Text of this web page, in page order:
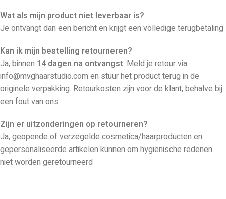
Wat als mijn product niet leverbaar is?
Je ontvangt dan een bericht en krijgt een volledige terugbetaling
Kan ik mijn bestelling retourneren?
Ja, binnen 14 dagen na ontvangst. Meld je retour via
info@mvghaarstudio.com en stuur het product terug in de
originele verpakking. Retourkosten zijn voor de klant, behalve bij
een fout van ons
Zijn er uitzonderingen op retourneren?
Ja, geopende of verzegelde cosmetica/haarproducten en
gepersonaliseerde artikelen kunnen om hygiënische redenen
niet worden geretourneerd